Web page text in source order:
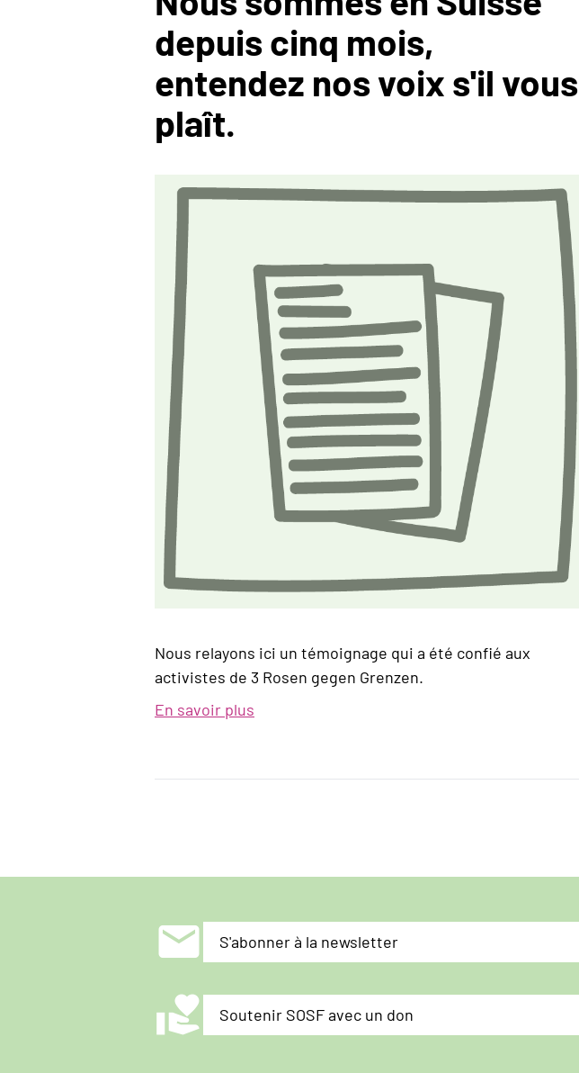
depuis cinq mois,
entendez nos voix s'il vous
plaît.
Nous relayons ici un témoignage qui a été confié aux
activistes de 3 Rosen gegen Grenzen.
En savoir plus
en
mois,
nos
voix
vous
plaît.
mail S'abonner à la newsletter
volunteer_activism Soutenir SOSF avec un don